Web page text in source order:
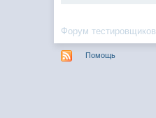
Форум тестировщиков
Помощь